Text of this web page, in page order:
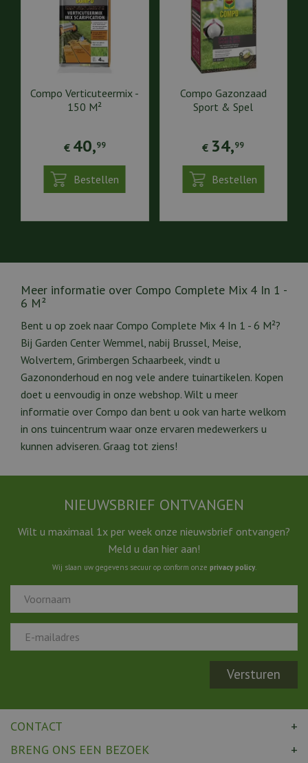
Compo Verticuteermix -
150 M²
€ 40,99
Bestellen
Compo Gazonzaad
Sport & Spel
€ 34,99
Bestellen
Meer informatie over Compo Complete Mix 4 In 1 -
6 M²
Bent u op zoek naar Compo Complete Mix 4 In 1 - 6 M²?
Bij Garden Center Wemmel, nabij Brussel, Meise,
Wolvertem, Grimbergen Schaarbeek, vindt u
Gazononderhoud en nog vele andere tuinartikelen. Kopen
doet u eenvoudig in onze webshop. Wilt u meer
informatie over Compo dan bent u ook van harte welkom
in ons tuincentrum waar onze ervaren medewerkers u
kunnen adviseren. Graag tot ziens!
NIEUWSBRIEF ONTVANGEN
Wilt u maximaal 1x per week onze nieuwsbrief ontvangen?
Meld u dan hier aan!
Wij slaan uw gegevens secuur op conform onze privacy policy.
CONTACT
BRENG ONS EEN BEZOEK